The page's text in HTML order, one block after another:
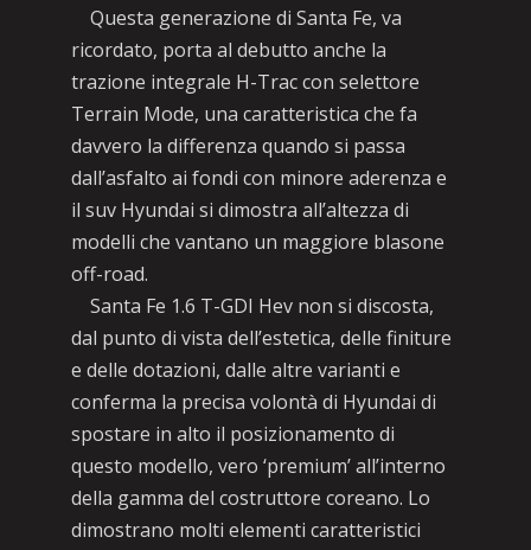
Questa generazione di Santa Fe, va
ricordato, porta al debutto anche la
trazione integrale H-Trac con selettore
Terrain Mode, una caratteristica che fa
davvero la differenza quando si passa
dall’asfalto ai fondi con minore aderenza e
il suv Hyundai si dimostra all’altezza di
modelli che vantano un maggiore blasone
off-road.
Santa Fe 1.6 T-GDI Hev non si discosta,
dal punto di vista dell’estetica, delle finiture
e delle dotazioni, dalle altre varianti e
conferma la precisa volontà di Hyundai di
spostare in alto il posizionamento di
questo modello, vero ‘premium’ all’interno
della gamma del costruttore coreano. Lo
dimostrano molti elementi caratteristici